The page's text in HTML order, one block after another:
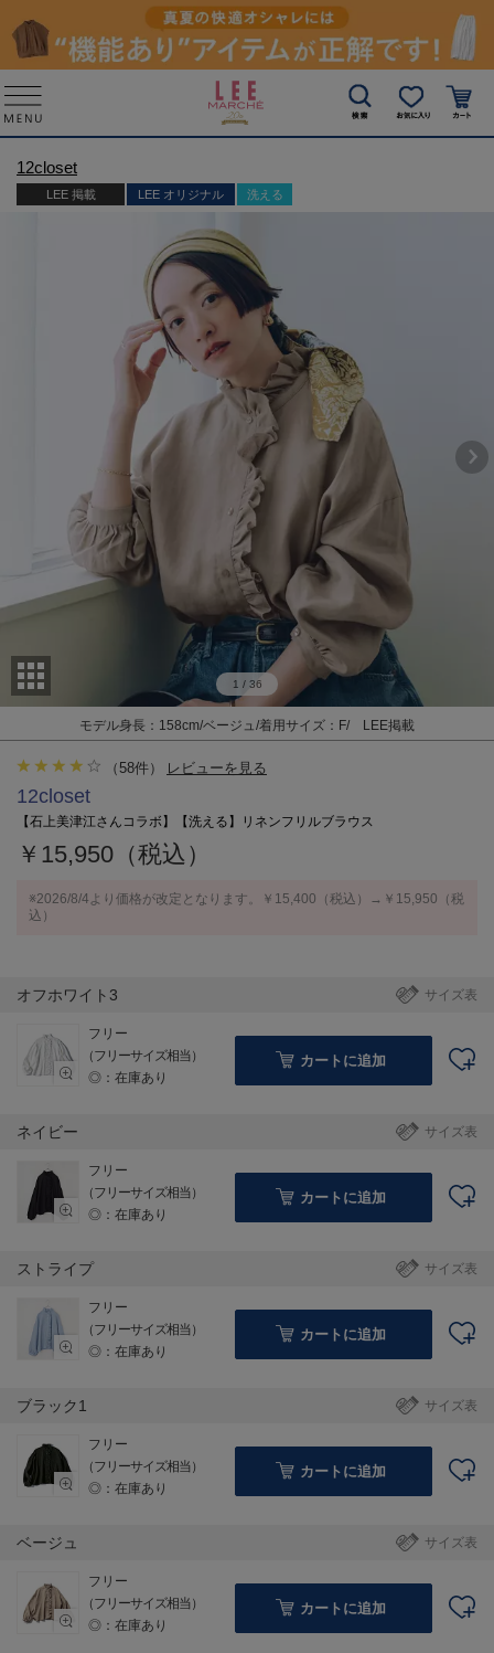
12closet
LEE 掲載 LEE オリジナル 洗える
1 / 36
モデル身長：158cm/ベージュ/着用サイズ：F/ LEE掲載
（58件） レビューを見る
12closet
【石上美津江さんコラボ】【洗える】リネンフリルブラウス
￥15,950（税込）
※2026/8/4より価格が改定となります。￥15,400（税込）→￥15,950（税
込）
サイズ表
オフホワイト3
フリー
（フリーサイズ相当）
◎：在庫あり
カートに追加
サイズ表
ネイビー
フリー
（フリーサイズ相当）
◎：在庫あり
カートに追加
サイズ表
ストライプ
フリー
（フリーサイズ相当）
◎：在庫あり
カートに追加
サイズ表
ブラック1
フリー
（フリーサイズ相当）
◎：在庫あり
カートに追加
サイズ表
ベージュ
フリー
（フリーサイズ相当）
◎：在庫あり
カートに追加